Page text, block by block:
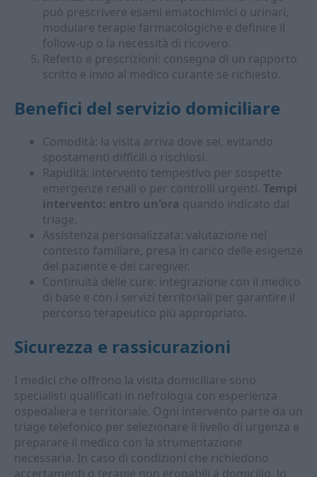
può prescrivere esami ematochimici o urinari,
modulare terapie farmacologiche e definire il
follow-up o la necessità di ricovero.
Referto e prescrizioni: consegna di un rapporto
scritto e invio al medico curante se richiesto.
Benefici del servizio domiciliare
Comodità: la visita arriva dove sei, evitando
spostamenti difficili o rischiosi.
Rapidità: intervento tempestivo per sospette
emergenze renali o per controlli urgenti. Tempi
intervento: entro un'ora quando indicato dal
triage.
Assistenza personalizzata: valutazione nel
contesto familiare, presa in carico delle esigenze
del paziente e dei caregiver.
Continuità delle cure: integrazione con il medico
di base e con i servizi territoriali per garantire il
percorso terapeutico più appropriato.
Sicurezza e rassicurazioni
I medici che offrono la visita domiciliare sono
specialisti qualificati in nefrologia con esperienza
ospedaliera e territoriale. Ogni intervento parte da un
triage telefonico per selezionare il livello di urgenza e
preparare il medico con la strumentazione
necessaria. In caso di condizioni che richiedono
accertamenti o terapie non erogabili a domicilio, lo